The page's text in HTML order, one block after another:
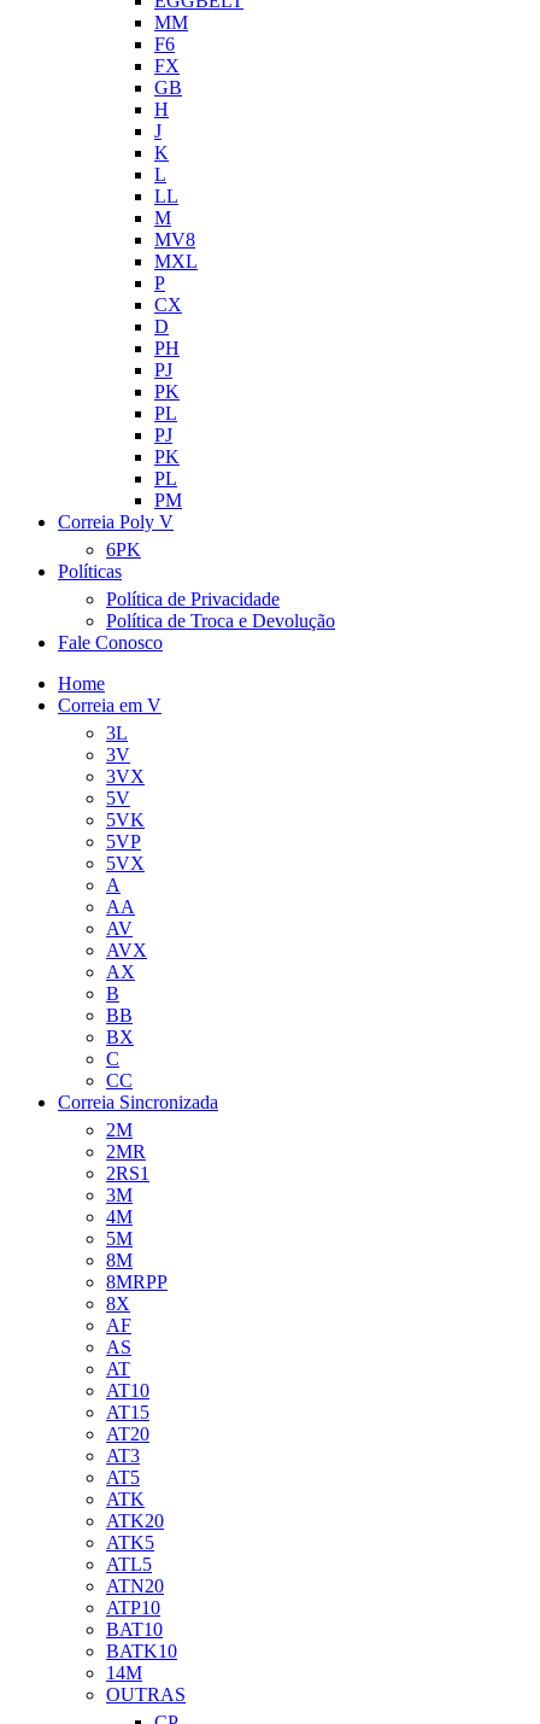
MM
F6
FX
GB
H
J
K
L
LL
M
MV8
MXL
P
CX
D
PH
PJ
PK
PL
PJ
PK
PL
PM
Correia Poly V
6PK
Políticas
Política de Privacidade
Política de Troca e Devolução
Fale Conosco
Home
Correia em V
3L
3V
3VX
5V
5VK
5VP
5VX
A
AA
AV
AVX
AX
B
BB
BX
C
CC
Correia Sincronizada
2M
2MR
2RS1
3M
4M
5M
8M
8MRPP
8X
AF
AS
AT
AT10
AT15
AT20
AT3
AT5
ATK
ATK20
ATK5
ATL5
ATN20
ATP10
BAT10
BATK10
14M
OUTRAS